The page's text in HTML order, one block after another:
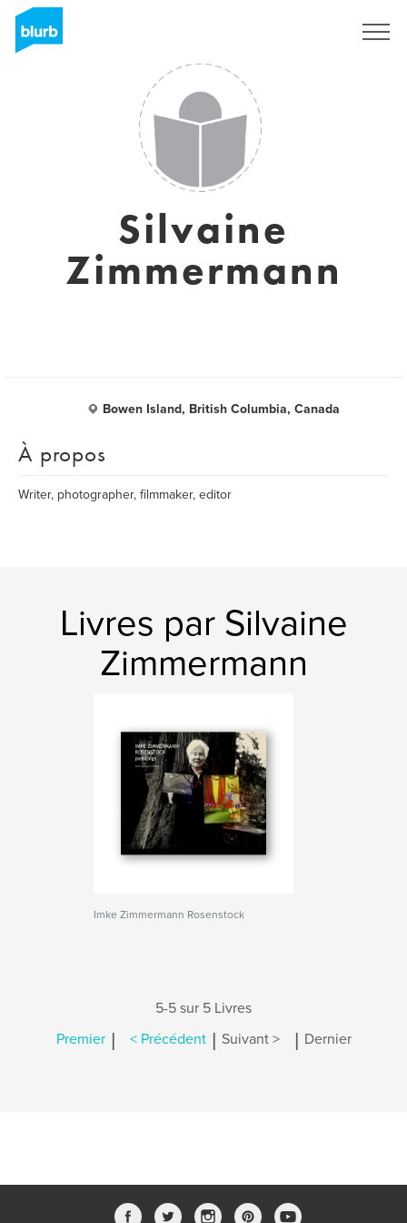
Silvaine
Zimmermann
Bowen Island, British Columbia, Canada
À propos
Writer, photographer, filmmaker, editor
Livres par Silvaine
Zimmermann
Imke Zimmermann Rosenstock
5-5 sur 5 Livres
Premier | < Précédent | Suivant > | Dernier